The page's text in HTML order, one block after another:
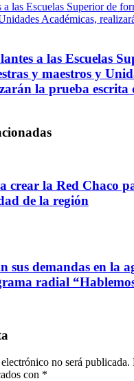
a las Escuelas Superior de
Académicas,
a las Escuelas
y maestros y
la prueba escrita
crear la Red Chaco
de la región
sus demandas en la
radial
no será publicada.
con *